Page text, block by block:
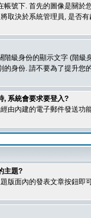
帳號下. 首先的圖像是關於
取決於系統管理員, 是否
階級身份的顯示文字 (階
的身份. 請不要為了提升
, 系統會要求要登入?
由內建的電子郵件發送
主題?
版面內的發表文章按鈕即